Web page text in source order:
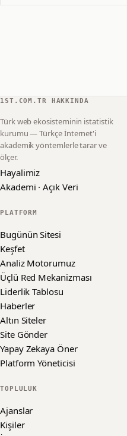
1ST.COM.TR HAKKINDA
Türk web ekosisteminin istatistik
kurumu — Türkçe İnternet'i
akademik yöntemlerle tarar ve
ölçer.
Hayalimiz
Akademi · Açık Veri
PLATFORM
Bugünün Sitesi
Keşfet
Analiz Motorumuz
Üçlü Red Mekanizması
Liderlik Tablosu
Haberler
Altın Siteler
Site Gönder
Yapay Zekaya Öner
Platform Yöneticisi
TOPLULUK
Ajanslar
Kişiler